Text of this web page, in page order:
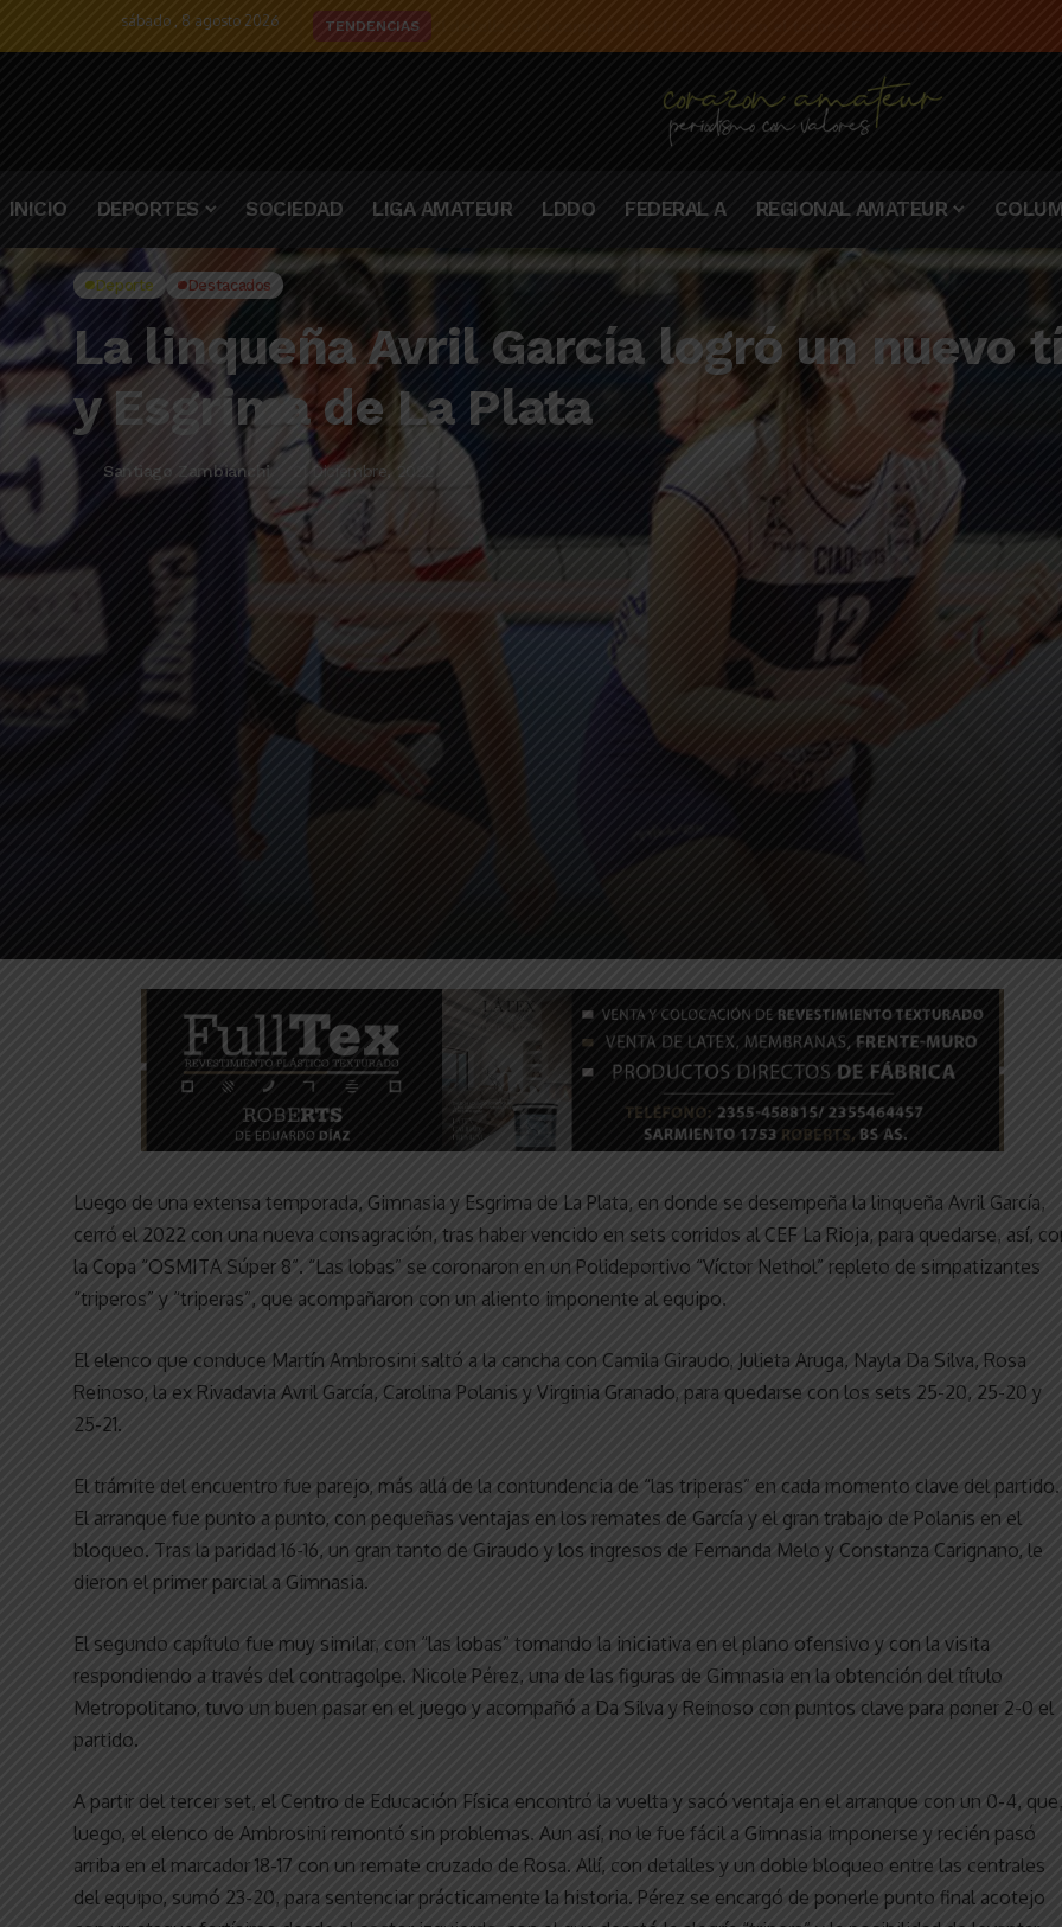
sábado , 8 agosto 2026 TENDENCIAS
INICIO DEPORTES SOCIEDAD LIGA AMATEUR LDDO FEDERAL A REGIONAL AMATEUR
Deporte Destacados
La linqueña Avril García logró un nuevo
y Esgrima de La Plata
Santiago Zambianchi 21 Diciembre, 2022
Luego de una extensa temporada, Gimnasia y Esgrima de La Plata, en donde se desempeña la linqueña Avril García,
cerró el 2022 con una nueva consagración, tras haber vencido en sets corridos al CEF La Rioja, para quedarse, así,
la Copa “OSMITA Súper 8”. “Las lobas” se coronaron en un Polideportivo “Víctor Nethol” repleto de simpatizantes
“triperos” y “triperas”, que acompañaron con un aliento imponente al equipo.
El elenco que conduce Martín Ambrosini saltó a la cancha con Camila Giraudo, Julieta Aruga, Nayla Da Silva, Rosa
Reinoso, la ex Rivadavia Avril García, Carolina Polanis y Virginia Granado, para quedarse con los sets 25-20, 25-20 y
25-21.
El trámite del encuentro fue parejo, más allá de la contundencia de “las triperas” en cada momento clave del partido.
El arranque fue punto a punto, con pequeñas ventajas en los remates de García y el gran trabajo de Polanis en el
bloqueo. Tras la paridad 16-16, un gran tanto de Giraudo y los ingresos de Fernanda Melo y Constanza Carignano, le
dieron el primer parcial a Gimnasia.
El segundo capítulo fue muy similar, con “las lobas” tomando la iniciativa en el plano ofensivo y con la visita
respondiendo a través del contragolpe. Nicole Pérez, una de las figuras de Gimnasia en la obtención del título
Metropolitano, tuvo un buen pasar en el juego y acompañó a Da Silva y Reinoso con puntos clave para poner 2-0 el
partido.
A partir del tercer set, el Centro de Educación Física encontró la vuelta y sacó ventaja en el arranque con un 0-4, que,
luego, el elenco de Ambrosini remontó sin problemas. Aun así, no le fue fácil a Gimnasia imponerse y recién pasó
arriba en el marcador 18-17 con un remate cruzado de Rosa. Allí, con detalles y un doble bloqueo entre las centrales
del equipo, sumó 23-20, para sentenciar prácticamente la historia. Pérez se encargó de ponerle punto final acotejo